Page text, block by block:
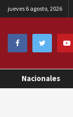
jueves 6 agosto, 2026
Nacionales